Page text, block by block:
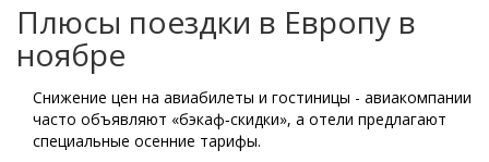
Плюсы поездки в Европу в
ноябре
Снижение цен на авиабилеты и гостиницы - авиакомпании
часто объявляют «бэкаф‑скидки», а отели предлагают
специальные осенние тарифы.